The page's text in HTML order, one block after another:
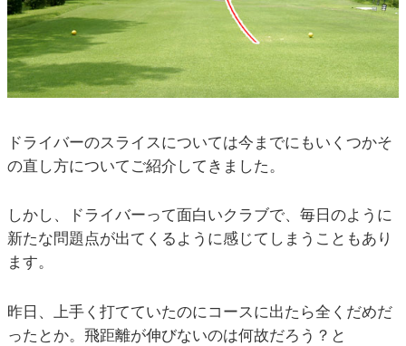
ドライバーのスライスについては今までにもいくつかそ
の直し方についてご紹介してきました。
しかし、ドライバーって面白いクラブで、毎日のように
新たな問題点が出てくるように感じてしまうこともあり
ます。
昨日、上手く打てていたのにコースに出たら全くだめだ
ったとか。飛距離が伸びないのは何故だろう？と